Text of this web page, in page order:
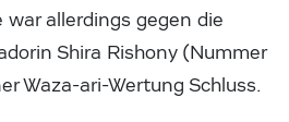
allerdings gegen die
Shira Rishony (Nummer
Waza-ari-Wertung Schluss.